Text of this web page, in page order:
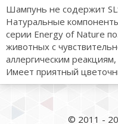
Шампунь не содержит
Натуральные
серии Energy of Nature
животных с
аллергическим
Имеет приятный
© 2011 -